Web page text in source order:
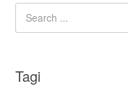
Tagi